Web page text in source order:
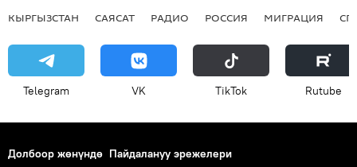
КЫРГЫЗСТАН САЯСАТ РАДИО РОССИЯ МИГРАЦИЯ
Telegram VK ТikТоk Rutube
Долбоор жөнүндө Пайдалануу эрежелери